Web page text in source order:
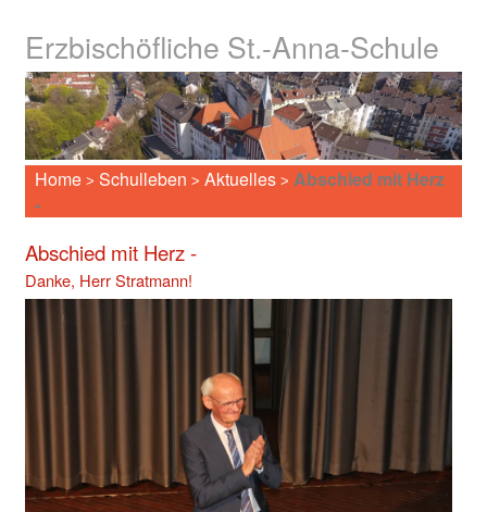
Erzbischöfliche St.-Anna-Schule
Home > Schulleben > Aktuelles > Abschied mit Herz
-
Abschied mit Herz -
Danke, Herr Stratmann!